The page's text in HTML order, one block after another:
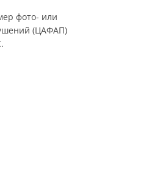
фото- или
(ЦАФАП)